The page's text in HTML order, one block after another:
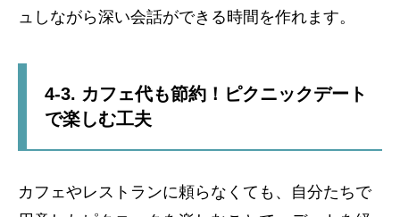
ュしながら深い会話ができる時間を作れます。
4-3. カフェ代も節約！ピクニックデート
で楽しむ工夫
カフェやレストランに頼らなくても、自分たちで